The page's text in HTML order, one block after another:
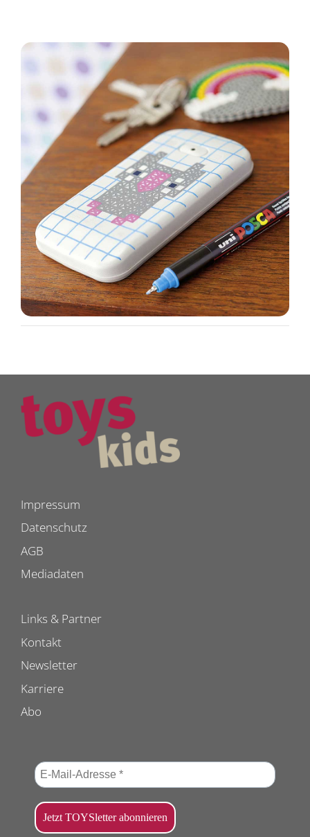
Impressum
Datenschutz
AGB
Mediadaten
Links & Partner
Kontakt
Newsletter
Karriere
Abo